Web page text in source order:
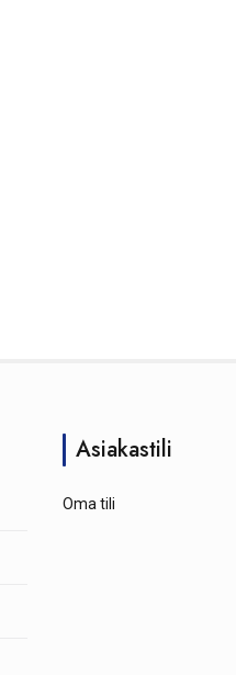
Asiakastili
Oma tili